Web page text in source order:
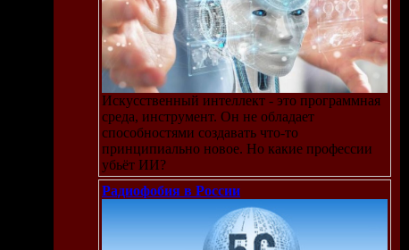
Искусственный интеллект - это программная
среда, инструмент. Он не обладает
способностями создавать что-то
принципиально новое. Но какие профессии
убьёт ИИ?
Радиофобия в России